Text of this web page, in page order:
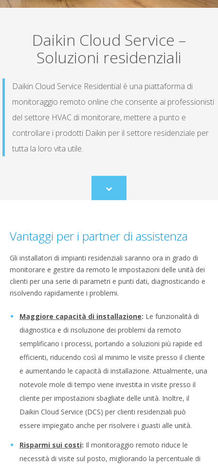
Daikin Cloud Service –
Soluzioni residenziali
Daikin Cloud Service Residential è una piattaforma di
monitoraggio remoto online che consente ai professionisti
del settore HVAC di monitorare, mettere a punto e
controllare i prodotti Daikin per il settore residenziale per
tutta la loro vita utile.
Scroll
to
Vantaggi per i partner di assistenza
Gli installatori di impianti residenziali saranno ora in grado di
monitorare e gestire da remoto le impostazioni delle unità dei
clienti per una serie di parametri e punti dati, diagnosticando e
risolvendo rapidamente i problemi.
Maggiore capacità di installazione: Le funzionalità di
diagnostica e di risoluzione dei problemi da remoto
semplificano i processi, portando a soluzioni più rapide ed
efficienti, riducendo così al minimo le visite presso il cliente
e aumentando le capacità di installazione. Attualmente, una
notevole mole di tempo viene investita in visite presso il
cliente per impostazioni sbagliate delle unità. Inoltre, il
Daikin Cloud Service (DCS) per clienti residenziali può
essere impiegato anche per risolvere i guasti alle unità.
Risparmi sui costi: Il monitoraggio remoto riduce le
necessità di visite sul posto, migliorando la percentuale di